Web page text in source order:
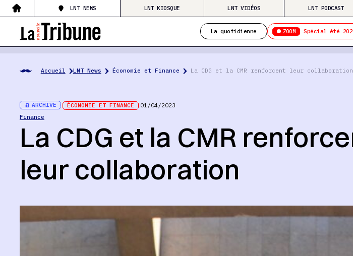
LNT NEWS LNT KIOSQUE LNT VIDÉOS LNT PODCAST
La quotidienne ZOOM Spécial été
Accueil LNT News Économie et Finance La CDG et la CMR renforcent leur collaboration
ARCHIVE ÉCONOMIE ET FINANCE
01/04/2023
Finance
La CDG et la CMR
leur collaboration